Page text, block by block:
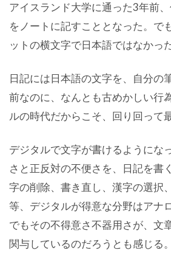
アイスランド大学に通った3年前
をノートに記すこととなった。で
ットの横文字で日本語ではなかった
日記には日本語の文字を、自分の
前なのに、なんとも古めかしい行
ルの時代だからこそ、回り回って
デジタルで文字が書けるようにな
さと正反対の不便さを、日記を書
字の削除、書き直し、漢字の選択
等、デジタルが得意な分野はアナ
でもその不得意さ不器用さが、文
関与しているのだろうとも感じる。